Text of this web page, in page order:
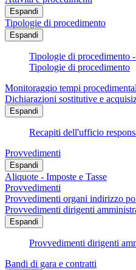
Espandi
Tipologie di procedimento
Espandi
Tipologie di procedimento
Tipologie di procedimento
Monitoraggio tempi
Dichiarazioni sostitutive e
Espandi
Recapiti dell'ufficio
Provvedimenti
Espandi
Aliquote - Imposte e Tasse
Provvedimenti
Provvedimenti organi indirizzo
Provvedimenti dirigenti
Espandi
Provvedimenti dirigenti
Bandi di gara e contratti